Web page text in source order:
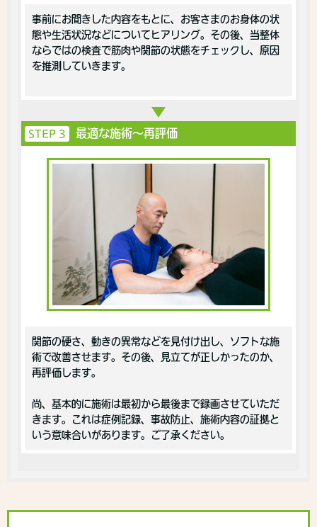
事前にお聞きした内容をもとに、お客さまのお身体の状
態や生活状況などについてヒアリング。その後、当整体
ならではの検査で筋肉や関節の状態をチェックし、原因
を推測していきます。
STEP 3 最適な施術〜再評価
関節の硬さ、動きの異常などを見付け出し、ソフトな施
術で改善させます。その後、見立てが正しかったのか、
再評価します。
尚、基本的に施術は最初から最後まで録画させていただ
きます。これは症例記録、事故防止、施術内容の証拠と
いう意味合いがあります。ご了承ください。